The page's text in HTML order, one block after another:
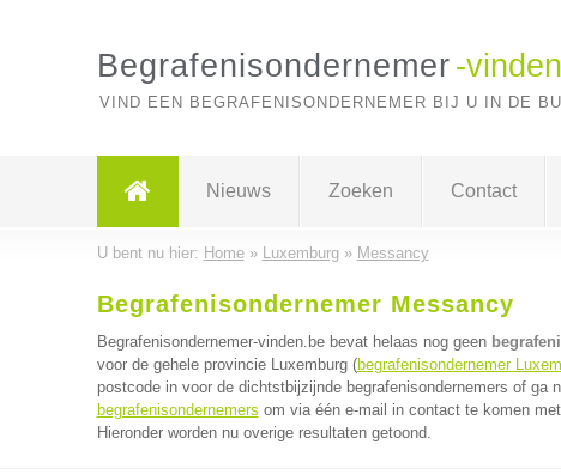
Begrafenisondernemer -
VIND EEN BEGRAFENISONDERNEMER BIJ U IN DE
Nieuws Zoeken Contact
U bent nu hier: Home» Luxemburg» Messancy
Begrafenisondernemer Messancy
Begrafenisondernemer-vinden.be bevat helaas nog geen
voor de gehele provincie Luxemburg (begrafenisondernemer
postcode in voor de dichtstbijzijnde begrafenisondernemers of ga
begrafenisondernemers om via één e-mail in contact te komen
Hieronder worden nu overige resultaten getoond.